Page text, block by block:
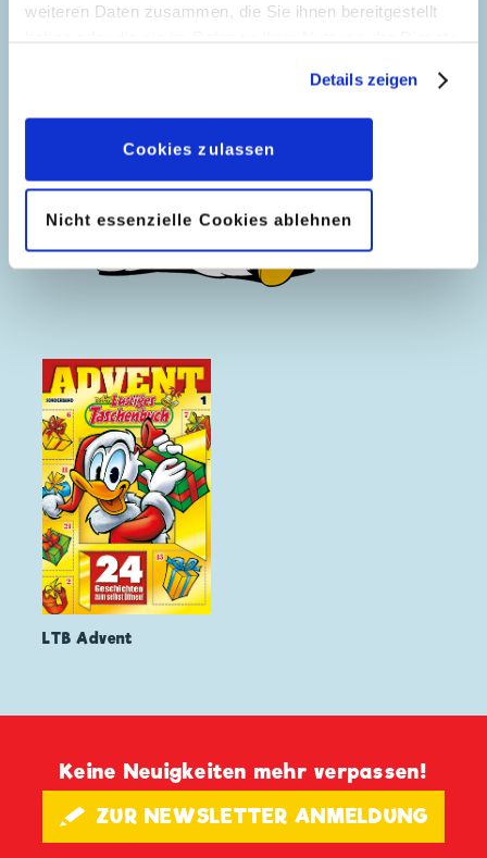
weiteren Daten zusammen, die Sie ihnen bereitgestellt
geben, können Sie diese jederzeit in der
Datenschutzerklärungwieder widerrufen.
Details zeigen
Cookies zulassen
Nicht essenzielle Cookies ablehnen
LTB Advent
Keine Neuigkeiten mehr verpassen!
🖋 ZUR NEWSLETTER ANMELDUNG